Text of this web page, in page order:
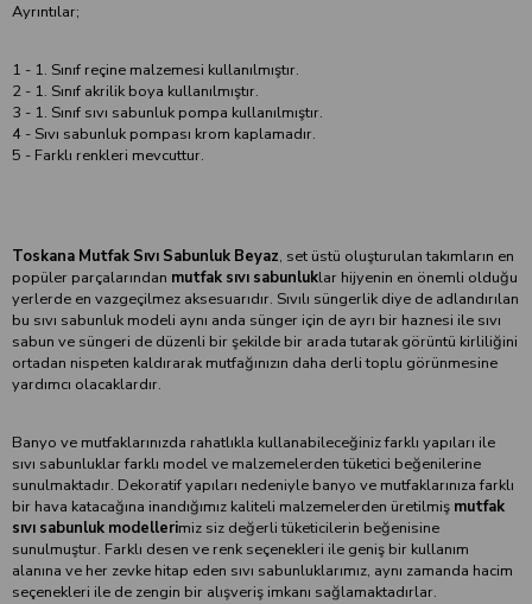
Ayrıntılar;
1 - 1. Sınıf reçine malzemesi kullanılmıştır.
2 - 1. Sınıf akrilik boya kullanılmıştır.
3 - 1. Sınıf sıvı sabunluk pompa kullanılmıştır.
4 - Sıvı sabunluk pompası krom kaplamadır.
5 - Farklı renkleri mevcuttur.
Toskana Mutfak Sıvı Sabunluk Beyaz, set üstü oluşturulan takımların en
popüler parçalarından mutfak sıvı sabunluklar hijyenin en önemli olduğu
yerlerde en vazgeçilmez aksesuarıdır. Sıvılı süngerlik diye de adlandırılan
bu sıvı sabunluk modeli aynı anda sünger için de ayrı bir haznesi ile sıvı
sabun ve süngeri de düzenli bir şekilde bir arada tutarak görüntü kirliliğini
ortadan nispeten kaldırarak mutfağınızın daha derli toplu görünmesine
yardımcı olacaklardır.
Banyo ve mutfaklarınızda rahatlıkla kullanabileceğiniz farklı yapıları ile
sıvı sabunluklar farklı model ve malzemelerden tüketici beğenilerine
sunulmaktadır. Dekoratif yapıları nedeniyle banyo ve mutfaklarınıza farklı
bir hava katacağına inandığımız kaliteli malzemelerden üretilmiş mutfak
sıvı sabunluk modellerimiz siz değerli tüketicilerin beğenisine
sunulmuştur. Farklı desen ve renk seçenekleri ile geniş bir kullanım
alanına ve her zevke hitap eden sıvı sabunluklarımız, aynı zamanda hacim
seçenekleri ile de zengin bir alışveriş imkanı sağlamaktadırlar.